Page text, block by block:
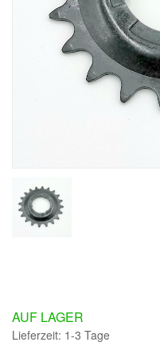
AUF LAGER
Lieferzeit: 1-3 Tage